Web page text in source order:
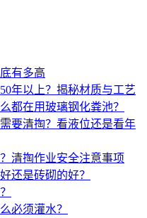
有多高
年以上？揭秘材质与工艺
都在用玻璃钢化粪池？
要清掏？看液位还是看年
清掏作业安全注意事项
还是砖砌的好？
必须灌水？